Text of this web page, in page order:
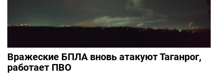
Вражеские БПЛА вновь атакуют Таганрог,
работает ПВО